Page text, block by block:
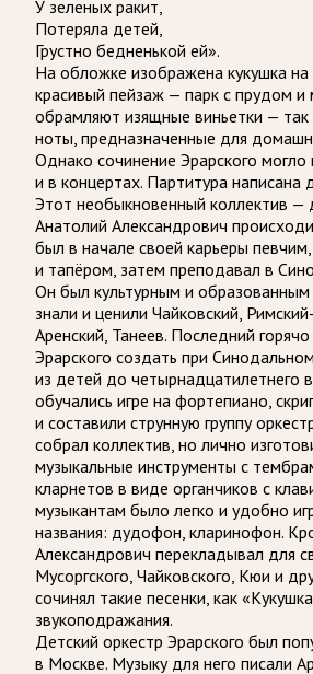
У зеленых ракит,
Потеряла детей,
Грустно бедненькой ей».
На обложке изображена кукушка на
красивый пейзаж — парк с прудом и
обрамляют изящные виньетки — так
ноты, предназначенные для
Однако сочинение Эрарского могло
и в концертах. Партитура написана
Этот необыкновенный коллектив —
Анатолий Александрович
был в начале своей карьеры
и тапёром, затем преподавал в
Он был культурным и
знали и ценили Чайковский,
Аренский, Танеев. Последний
Эрарского создать при
из детей до четырнадцатилетнего
обучались игре на фортепиано,
и составили струнную группу
собрал коллектив, но лично
музыкальные инструменты с
кларнетов в виде органчиков с
музыкантам было легко и удобно
названия: дудофон, кларинофон.
Александрович перекладывал для
Мусоргского, Чайковского, Кюи и
сочинял такие песенки, как
звукоподражания.
Детский оркестр Эрарского был
в Москве. Музыку для него писали